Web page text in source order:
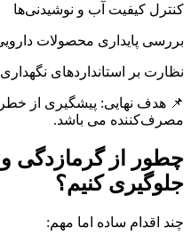
کنترل کیفیت آب و نوشیدنی‌ها
بررسی پایداری محصولات
نظارت بر استانداردهای
📌 هدف نهایی: پیشگیری از
مصرف‌کننده می باشد.
چطور از گرمازدگی
جلوگیری کنیم؟
چند اقدام ساده اما مهم: